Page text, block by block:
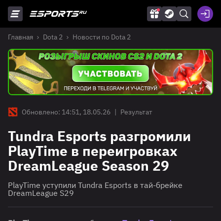
Главная Dota 2 Новости по Dota 2
Обновлено: 14:51, 18.05.26 | Результат
Tundra Esports разгромили
PlayTime в переигровках
DreamLeague Season 29
PlayTime уступили Tundra Esports в тай-брейке
DreamLeague S29